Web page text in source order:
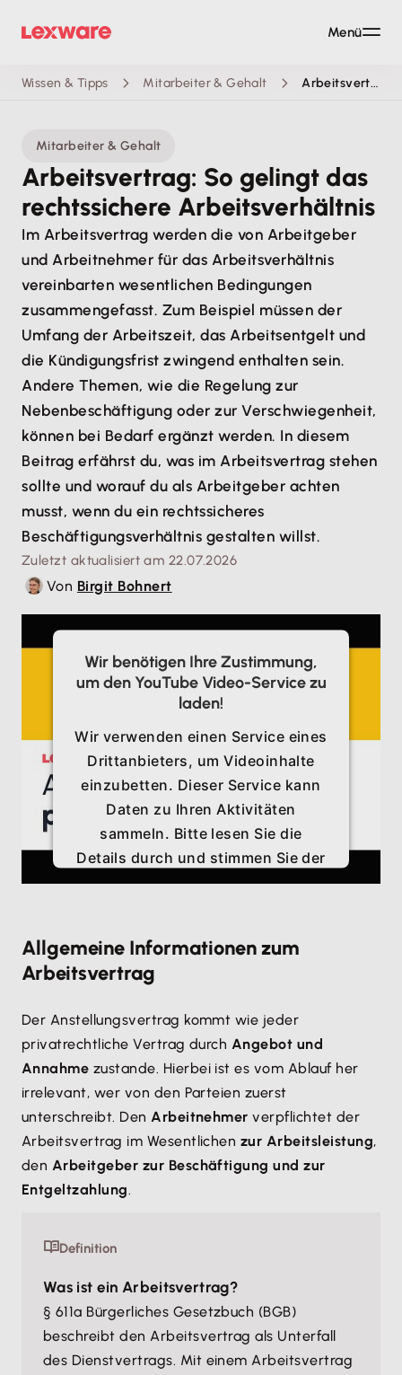
Wissen & Tipps Mitarbeiter & Gehalt Arbeitsvertrag
Mitarbeiter & Gehalt
Arbeitsvertrag: So gelingt das
rechtssichere Arbeitsverhältnis
Im Arbeitsvertrag werden die von Arbeitgeber
und Arbeitnehmer für das Arbeitsverhältnis
vereinbarten wesentlichen Bedingungen
zusammengefasst. Zum Beispiel müssen der
Umfang der Arbeitszeit, das Arbeitsentgelt und
die Kündigungsfrist zwingend enthalten sein.
Andere Themen, wie die Regelung zur
Nebenbeschäftigung oder zur Verschwiegenheit,
können bei Bedarf ergänzt werden. In diesem
Beitrag erfährst du, was im Arbeitsvertrag stehen
sollte und worauf du als Arbeitgeber achten
musst, wenn du ein rechtssicheres
Beschäftigungsverhältnis gestalten willst.
Zuletzt aktualisiert am 22.07.2026
Von Birgit Bohnert
Wir benötigen Ihre Zustimmung,
um den YouTube Video-Service zu
laden!
Wir verwenden einen Service eines
Drittanbieters, um Videoinhalte
einzubetten. Dieser Service kann
Daten zu Ihren Aktivitäten
sammeln. Bitte lesen Sie die
Details durch und stimmen Sie der
Nutzung des Service zu, um
Mehr Informationen
Allgemeine Informationen zum
Arbeitsvertrag
Der Anstellungsvertrag kommt wie jeder
privatrechtliche Vertrag durch Angebot und
Annahme zustande. Hierbei ist es vom Ablauf her
irrelevant, wer von den Parteien zuerst
unterschreibt. DenArbeitnehmer verpflichtet der
Arbeitsvertrag im Wesentlichen zur Arbeitsleistung,
den Arbeitgeber zur Beschäftigung und zur
Entgeltzahlung.
Definition
Was ist ein Arbeitsvertrag?
§ 611a Bürgerliches Gesetzbuch (BGB)
beschreibt den Arbeitsvertrag als Unterfall
des Dienstvertrags. Mit einem Arbeitsvertrag
Menü